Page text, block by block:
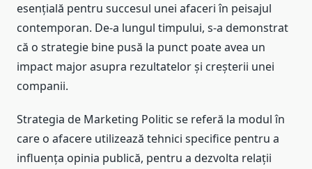
esențială pentru succesul unei afaceri în peisajul
contemporan. De-a lungul timpului, s-a demonstrat
că o strategie bine pusă la punct poate avea un
impact major asupra rezultatelor și creșterii unei
companii.
Strategia de Marketing Politic se referă la modul în
care o afacere utilizează tehnici specifice pentru a
influența opinia publică, pentru a dezvolta relații